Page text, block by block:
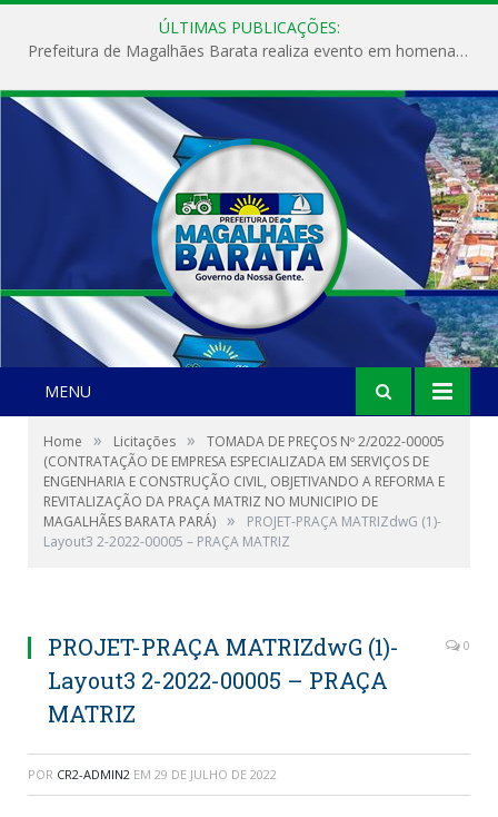
ÚLTIMAS PUBLICAÇÕES:
Prefeitura de Magalhães Barata realiza evento em homenagem ao Dia Internacional da Mulher
MENU
Home » Licitações »
TOMADA DE PREÇOS Nº 2/2022-00005
(CONTRATAÇÃO DE EMPRESA ESPECIALIZADA EM SERVIÇOS DE
ENGENHARIA E CONSTRUÇÃO CIVIL, OBJETIVANDO A REFORMA E
REVITALIZAÇÃO DA PRAÇA MATRIZ NO MUNICIPIO DE
MAGALHÃES BARATA PARÁ) »
PROJET-PRAÇA MATRIZdwG (1)-
Layout3 2-2022-00005 – PRAÇA MATRIZ
PROJET-PRAÇA MATRIZdwG (1)-
Layout3 2-2022-00005 – PRAÇA
MATRIZ
0
POR CR2-ADMIN2 EM 29 DE JULHO DE 2022